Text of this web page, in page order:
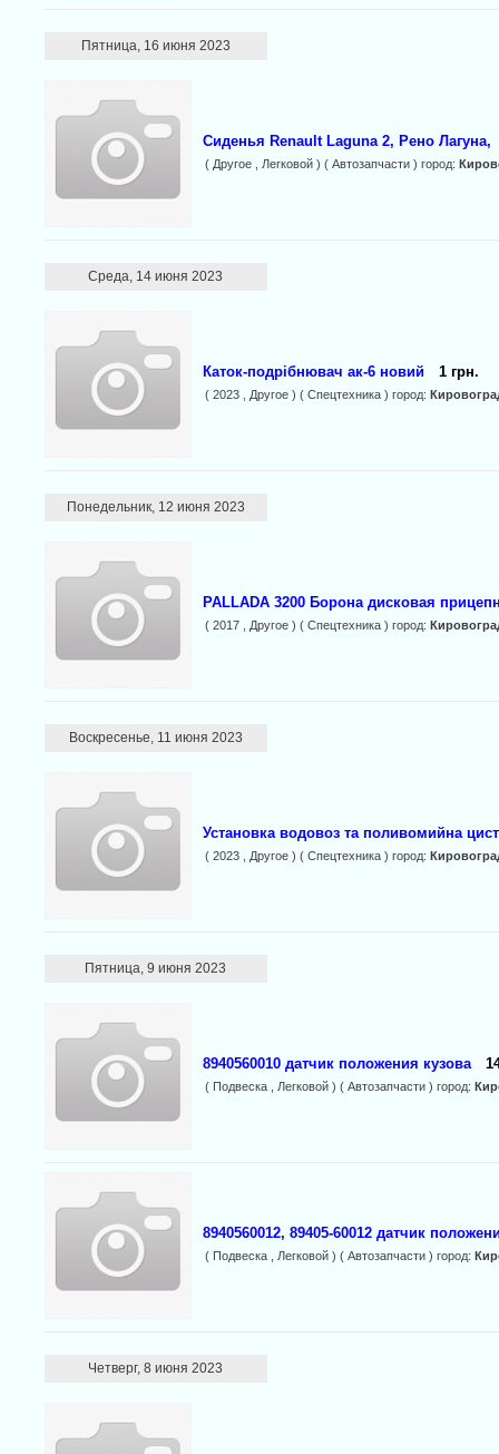
Пятница, 16 июня 2023
Сиденья Renault Laguna 2, Рено Лагуна,
( Другое , Легковой ) ( Автозапчасти ) город:
Среда, 14 июня 2023
Каток-подрібнювач ак-6 новий 1 грн.
( 2023 , Другое ) ( Спецтехника ) город:
Понедельник, 12 июня 2023
PALLADA 3200 Борона дисковая
( 2017 , Другое ) ( Спецтехника ) город:
Воскресенье, 11 июня 2023
Установка водовоз та поливомийна
( 2023 , Другое ) ( Спецтехника ) город:
Пятница, 9 июня 2023
8940560010 датчик положения кузова
( Подвеска , Легковой ) ( Автозапчасти ) город:
8940560012, 89405-60012 датчик
( Подвеска , Легковой ) ( Автозапчасти ) город:
Четверг, 8 июня 2023